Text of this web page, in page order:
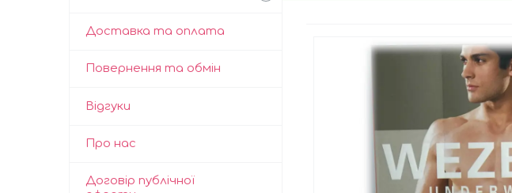
Доставка та оплата
Повернення та обмін
Відгуки
Про нас
Договір публічної